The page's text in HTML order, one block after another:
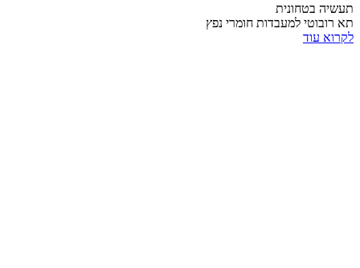
תעשיה בטחונית
תא רובוטי למעבדות חומרי נפץ
לקרוא עוד